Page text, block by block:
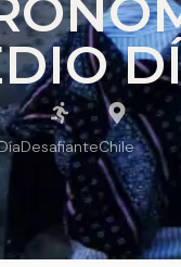
DesafianteChile